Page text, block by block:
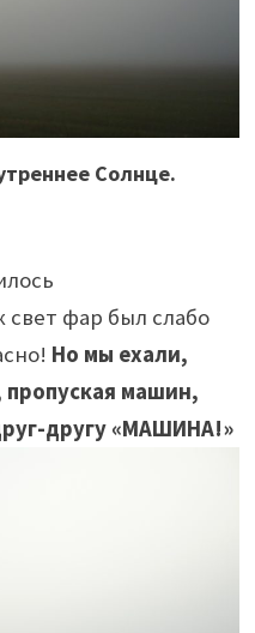
Солнце.
фар был слабо
Но мы ехали,
пропуская машин,
другу «МАШИНА!»